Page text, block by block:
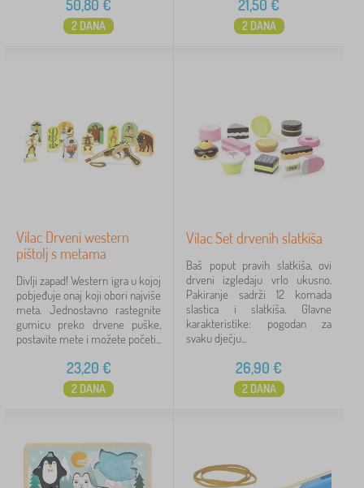
50,80 €
2 DANA
21,50 €
2 DANA
Vilac Drveni western
pištolj s metama
Divlji zapad! Western igra u kojoj
pobjeđuje onaj koji obori najviše
meta. Jednostavno rastegnite
gumicu preko drvene puške,
postavite mete i možete početi...
23,20 €
2 DANA
Vilac Set drvenih slatkiša
Baš poput pravih slatkiša, ovi
drveni izgledaju vrlo ukusno.
Pakiranje sadrži 12 komada
slastica i slatkiša. Glavne
karakteristike: pogodan za
svaku dječju...
26,90 €
2 DANA